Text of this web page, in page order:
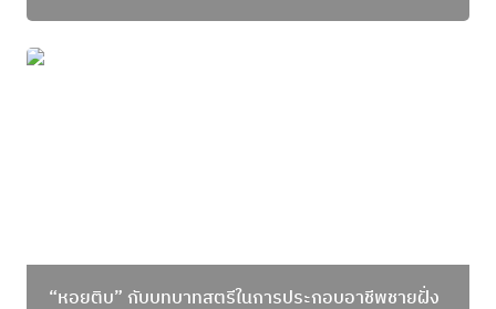
“หอยติบ” กับบทบาทสตรีในการประกอบอาชีพชายฝั่ง
“หอยติบ” กับบทบาทสตรีในการประกอบอาชีพชายฝั่ง